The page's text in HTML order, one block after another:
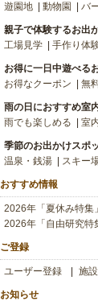
遊園地
動物園 バ
親子で体験するお出
工場見学
手作り体
お得に一日中遊べる
お得なクーポン
無
雨の日におすすめ室
雨でも楽しめる
室
季節のお出かけスポ
温泉・銭湯
スキー
おすすめ情報
2026年「夏休み特集
2026年「自由研究特
ご登録
ユーザー登録 施
お知らせ